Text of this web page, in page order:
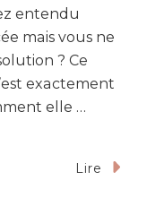
entendu
mais vous ne
? Ce
exactement
elle …
Lire